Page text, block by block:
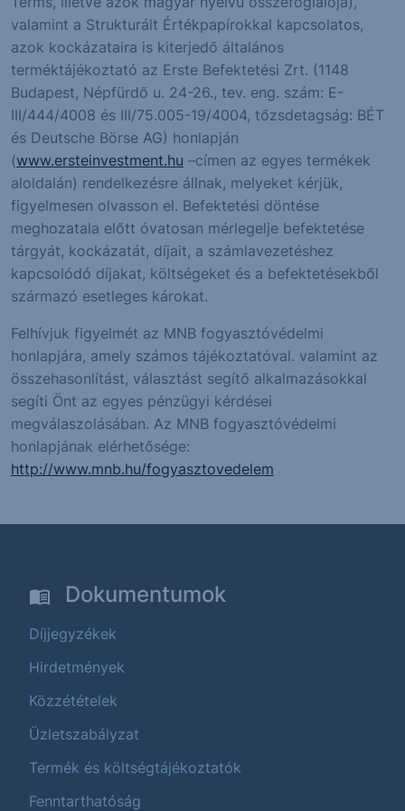
valamint a Strukturált Értékpapírokkal kapcsolatos,
azok kockázataira is kiterjedő általános
terméktájékoztató az Erste Befektetési Zrt. (1148
Budapest, Népfürdő u. 24-26., tev. eng. szám: E-
III/444/4008 és III/75.005-19/4004, tőzsdetagság: BÉT
és Deutsche Börse AG) honlapján
(www.ersteinvestment.hu –címen az egyes termékek
aloldalán) rendelkezésre állnak, melyeket kérjük,
figyelmesen olvasson el. Befektetési döntése
meghozatala előtt óvatosan mérlegelje befektetése
tárgyát, kockázatát, díjait, a számlavezetéshez
kapcsolódó díjakat, költségeket és a befektetésekből
származó esetleges károkat.
Felhívjuk figyelmét az MNB fogyasztóvédelmi
honlapjára, amely számos tájékoztatóval. valamint az
összehasonlítást, választást segítő alkalmazásokkal
segíti Önt az egyes pénzügyi kérdései
megválaszolásában. Az MNB fogyasztóvédelmi
honlapjának elérhetősége:
http://www.mnb.hu/fogyasztovedelem
Dokumentumok
Díjjegyzékek
Hirdetmények
Közzétételek
Üzletszabályzat
Termék és költségtájékoztatók
Fenntarthatóság